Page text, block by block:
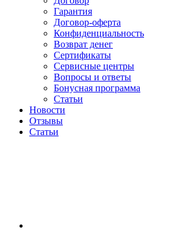
Гарантия
Договор-оферта
Конфиденциальность
Возврат денег
Сертификаты
Сервисные центры
Вопросы и ответы
Бонусная программа
Статьи
Новости
Отзывы
Статьи